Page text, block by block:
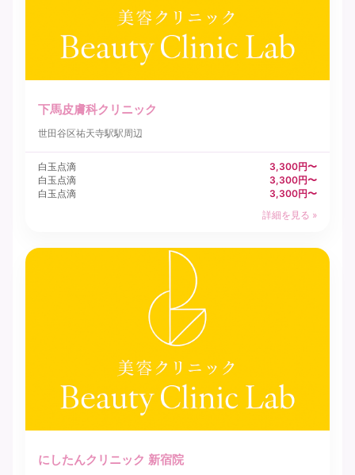
下馬皮膚科クリニック
世田谷区祐天寺駅駅周辺
白玉点滴
3,300円〜
白玉点滴
3,300円〜
白玉点滴
3,300円〜
詳細を見る »
にしたんクリニック 新宿院